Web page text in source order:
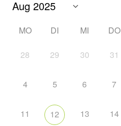
MO DI MI DO
28 29 30 31
4 5 6 7
11 12 13 14